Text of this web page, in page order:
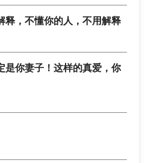
释，不懂你的人，不用解释
是你妻子！这样的真爱，你